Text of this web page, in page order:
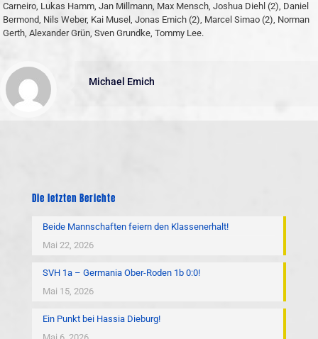
Carneiro, Lukas Hamm, Jan Millmann, Max Mensch, Joshua Diehl (2), Daniel
Bermond, Nils Weber, Kai Musel, Jonas Emich (2), Marcel Simao (2), Norman
Gerth, Alexander Grün, Sven Grundke, Tommy Lee.
Michael Emich
Die letzten Berichte
Beide Mannschaften feiern den Klassenerhalt!
Mai 22, 2026
SVH 1a – Germania Ober-Roden 1b 0:0!
Mai 15, 2026
Ein Punkt bei Hassia Dieburg!